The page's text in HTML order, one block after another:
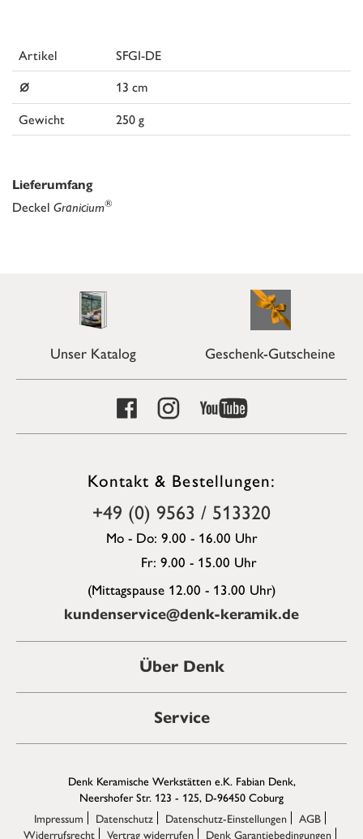
Artikel SFGI-DE
⌀
13 cm
Gewicht
250 g
Lieferumfang
Deckel Granicium®
Unser Katalog Geschenk-Gutscheine
Kontakt & Bestellungen:
+49 (0) 9563 / 513320
Mo - Do: 9.00 - 16.00 Uhr
Fr: 9.00 - 15.00 Uhr
(Mittagspause 12.00 - 13.00 Uhr)
kundenservice@denk-keramik.de
Über Denk
Service
Denk Keramische Werkstätten e.K. Fabian Denk,
Neershofer Str. 123 - 125, D-96450 Coburg
Impressum
Datenschutz Datenschutz-Einstellungen
AGB
Widerrufsrecht
Vertrag widerrufen Denk Garantiebedingungen